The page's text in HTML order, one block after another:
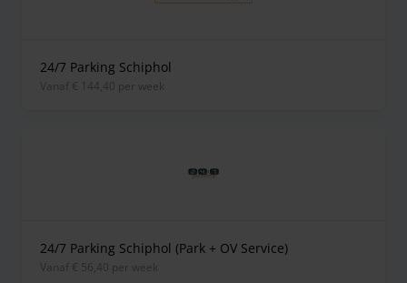
24/7 Parking Schiphol
vanaf € 144,40 per week
24/7 Parking Schiphol (Park + OV Service)
vanaf € 56,40 per week